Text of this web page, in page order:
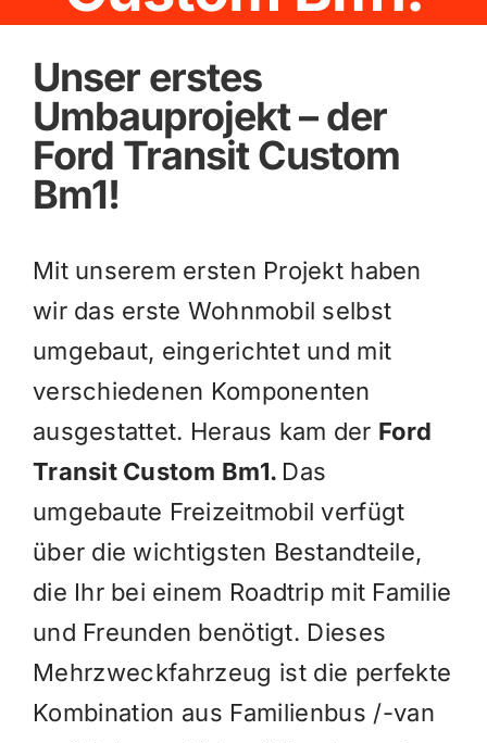
Unser erstes
Umbauprojekt – der
Ford Transit Custom
Bm1!
Mit unserem ersten Projekt haben
wir das erste Wohnmobil selbst
umgebaut, eingerichtet und mit
verschiedenen Komponenten
ausgestattet. Heraus kam der Ford
Transit Custom Bm1. Das
umgebaute Freizeitmobil verfügt
über die wichtigsten Bestandteile,
die Ihr bei einem Roadtrip mit Familie
und Freunden benötigt. Dieses
Mehrzweckfahrzeug ist die perfekte
Kombination aus Familienbus /-van